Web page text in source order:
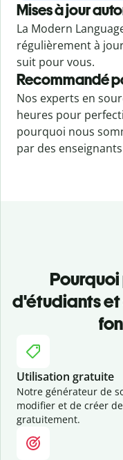
Mises à jour
La Modern
régulièrement à
suit pour vous.
Recommandé
Nos experts en
heures pour
pourquoi nous
par des
Pourquoi
d'étudiants et
Utilisation gratuite
Notre générateur de
modifier et de créer
gratuitement.